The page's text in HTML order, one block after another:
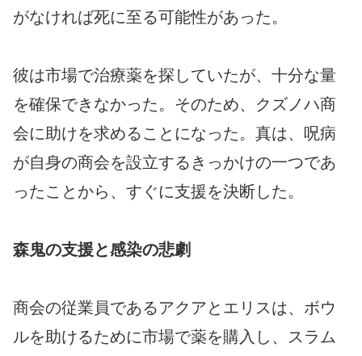
がなければ死に至る可能性があった。
彼は市場で治療薬を探していたが、十分な量
を確保できなかった。そのため、クズノハ商
会に助けを求めることになった。真は、呪病
が自身の商会を設立するきっかけの一つであ
ったことから、すぐに支援を決断した。
森鬼の支援と感染の悲劇
商会の従業員であるアクアとエリスは、ボウ
ルを助けるために市場で薬を購入し、スラム